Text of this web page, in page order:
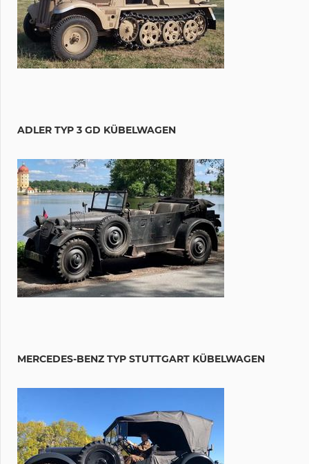
ADLER TYP 3 GD KÜBELWAGEN
MERCEDES-BENZ TYP STUTTGART KÜBELWAGEN